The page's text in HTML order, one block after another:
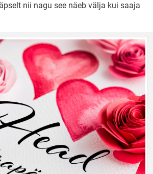
nii nagu see näeb välja kui saaja